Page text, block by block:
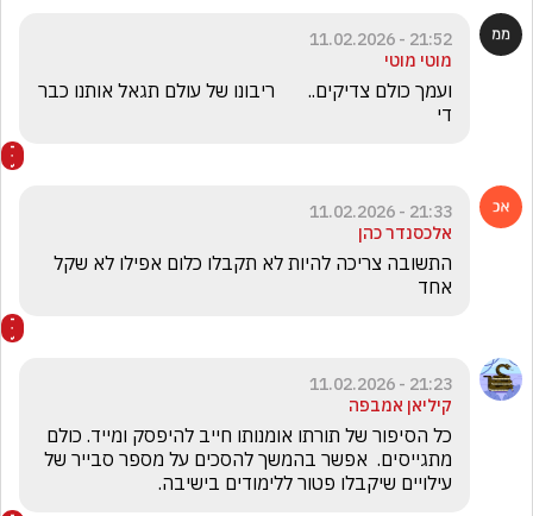
21:52 - 11.02.2026
מוטי מוטי
די
21:33 - 11.02.2026
אלכסנדר כהן
אחד
21:23 - 11.02.2026
קיליאן אמבפה
עילויים שיקבלו פטור ללימודים בישיבה.